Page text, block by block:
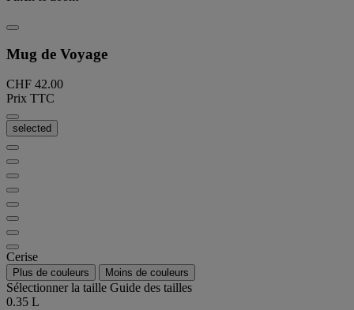
Mug de Voyage
CHF 42.00
Prix TTC
selected
Cerise
Plus de couleurs Moins de couleurs
Sélectionner la taille Guide des tailles
0.35 L